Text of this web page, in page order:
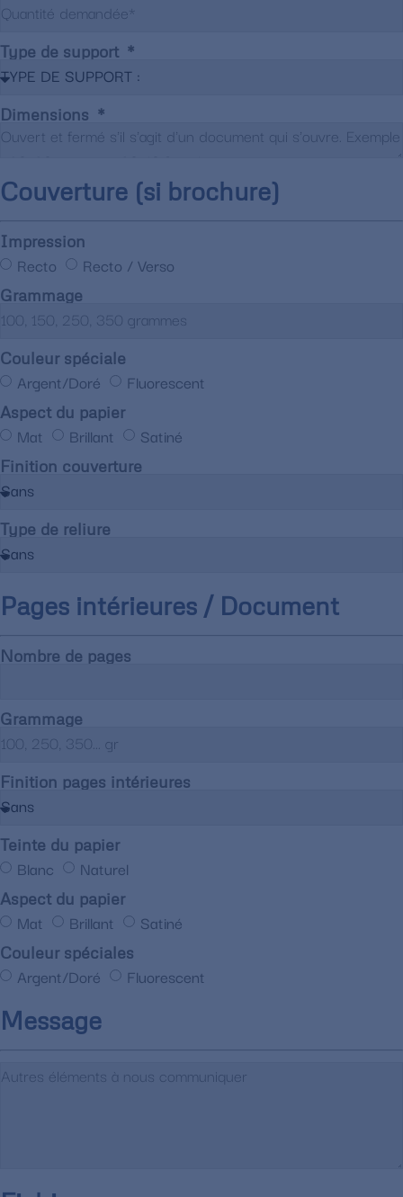
Type de support
Dimensions
Couverture (si brochure)
Impression
Recto Recto / Verso
Grammage
Couleur spéciale
Argent/Doré Fluorescent
Aspect du papier
Mat Brillant Satiné
Finition couverture
Type de reliure
Pages intérieures / Document
Nombre de pages
Grammage
Finition pages intérieures
Teinte du papier
Blanc Naturel
Aspect du papier
Mat Brillant Satiné
Couleur spéciales
Argent/Doré Fluorescent
Message